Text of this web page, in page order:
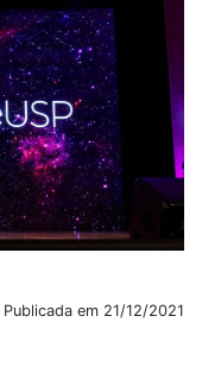
Publicada em 21/12/2021